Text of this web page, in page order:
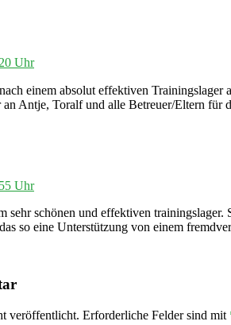
Uhr
einem absolut effektiven
Antje, Toralf und alle Betreuer/Eltern für
Uhr
sehr schönen und effektiven
so eine Unterstützung von einem
veröffentlicht. Erforderliche Felder sind mit